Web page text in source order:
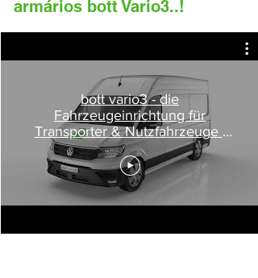
armários bott Vario3..!
bott vario3 - die
Fahrzeugeinrichtung für
Transporter & Nutzfahrzeuge |
Ladungssicherung